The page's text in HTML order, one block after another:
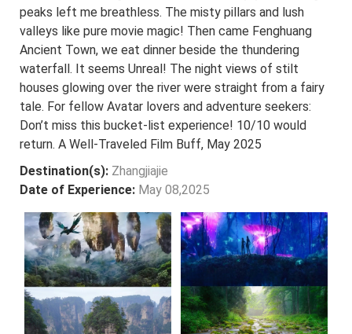
peaks left me breathless. The misty pillars and lush
valleys like pure movie magic! Then came Fenghuang
Ancient Town, we eat dinner beside the thundering
waterfall. It seems Unreal! The night views of stilt
houses glowing over the river were straight from a fairy
tale. For fellow Avatar lovers and adventure seekers:
Don’t miss this bucket-list experience! 10/10 would
return. A Well-Traveled Film Buff, May 2025
Destination(s): Zhangjiajie
Date of Experience: May 08,2025